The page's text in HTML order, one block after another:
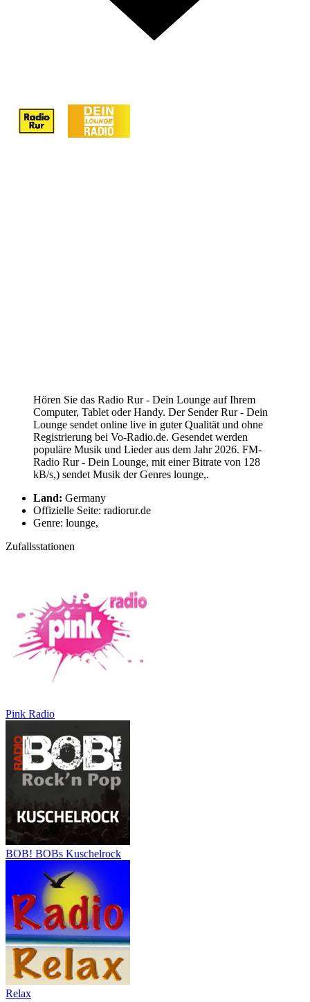
Hören Sie das Radio Rur - Dein Lounge auf Ihrem
Computer, Tablet oder Handy. Der Sender Rur - Dein
Lounge sendet online live in guter Qualität und ohne
Registrierung bei Vo-Radio.de. Gesendet werden
populäre Musik und Lieder aus dem Jahr 2026. FM-
Radio Rur - Dein Lounge, mit einer Bitrate von 128
kB/s,) sendet Musik der Genres lounge,.
Land: Germany
Offizielle Seite: radiorur.de
Genre: lounge,
Zufallsstationen
Pink Radio
BOB! BOBs Kuschelrock
Relax